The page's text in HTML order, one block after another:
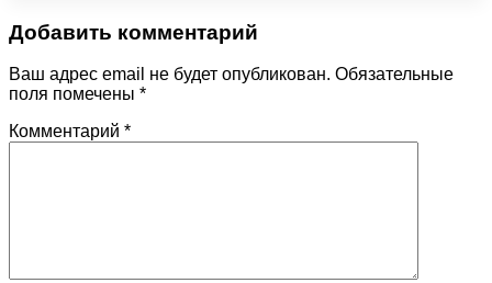
Добавить комментарий
Ваш адрес email не будет опубликован. Обязательные
поля помечены *
Комментарий *